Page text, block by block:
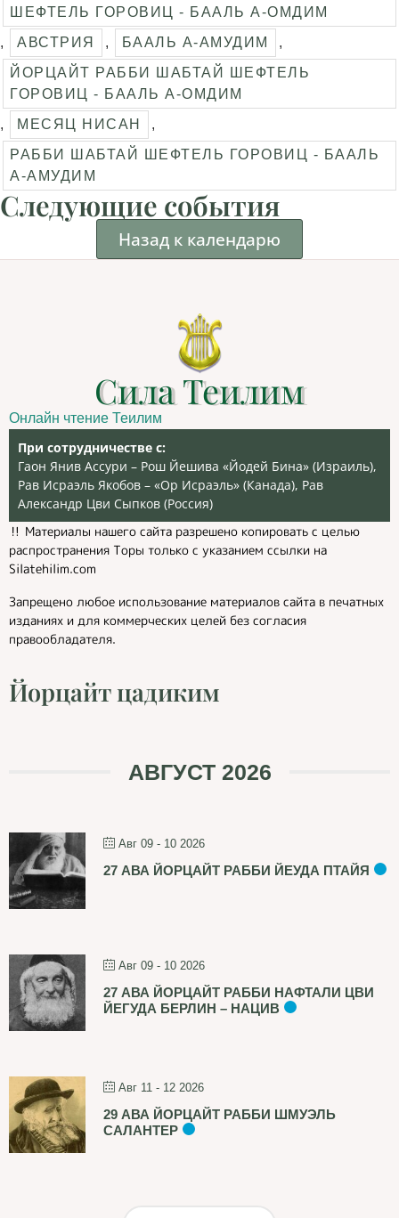
ШЕФТЕЛЬ ГОРОВИЦ - БААЛЬ А-ОМДИМ
,
АВСТРИЯ , БААЛЬ А-АМУДИМ
,
ЙОРЦАЙТ РАББИ ШАБТАЙ ШЕФТЕЛЬ
ГОРОВИЦ - БААЛЬ А-ОМДИМ
,
МЕСЯЦ НИСАН
,
РАББИ ШАБТАЙ ШЕФТЕЛЬ ГОРОВИЦ - БААЛЬ
А-АМУДИМ
Следующие события
Назад к календарю
Сила Теилим
Онлайн чтение Теилим
При сотрудничестве с:
Гаон Янив Ассури – Рош Йешива «Йодей Бина» (Израиль),
Рав Исраэль Якобов – «Ор Исраэль» (Канада), Рав
Александр Цви Сыпков (Россия)
‼️ Материалы нашего сайта разрешено копировать с целью
распространения Торы только с указанием ссылки на
Silatehilim.com
Запрещено любое использование материалов сайта в печатных
изданиях и для коммерческих целей без согласия
правообладателя.
Йорцайт цадиким
АВГУСТ 2026
Авг 09 - 10 2026
27 АВА ЙОРЦАЙТ РАББИ ЙЕУДА ПТАЙЯ
Авг 09 - 10 2026
27 АВА ЙОРЦАЙТ РАББИ НАФТАЛИ ЦВИ
ЙЕГУДА БЕРЛИН – НАЦИВ
Авг 11 - 12 2026
29 АВА ЙОРЦАЙТ РАББИ ШМУЭЛЬ
САЛАНТЕР